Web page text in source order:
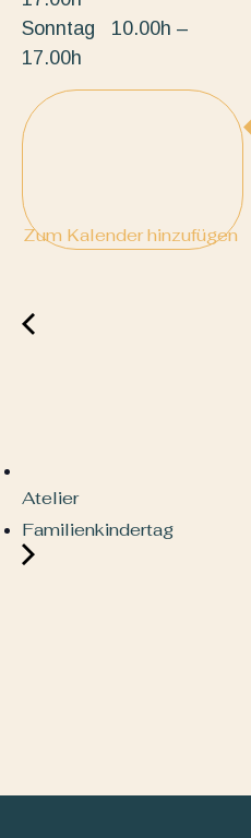
Sonntag 10.00h –
17.00h
Zum Kalender hinzufügen
Atelier
Familienkindertag